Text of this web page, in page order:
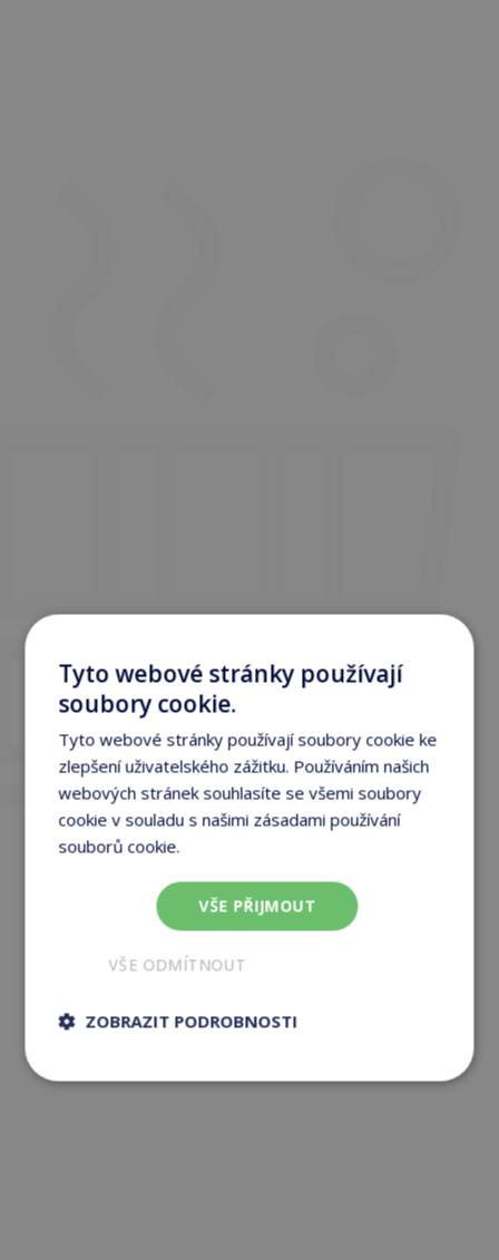
Tyto webové stránky používají
soubory cookie.
Tyto webové stránky používají soubory cookie ke
zlepšení uživatelského zážitku. Používáním našich
webových stránek souhlasíte se všemi soubory
cookie v souladu s našimi zásadami používání
souborů cookie.
VŠE PŘIJMOUT
VŠE ODMÍTNOUT
ZOBRAZIT PODROBNOSTI